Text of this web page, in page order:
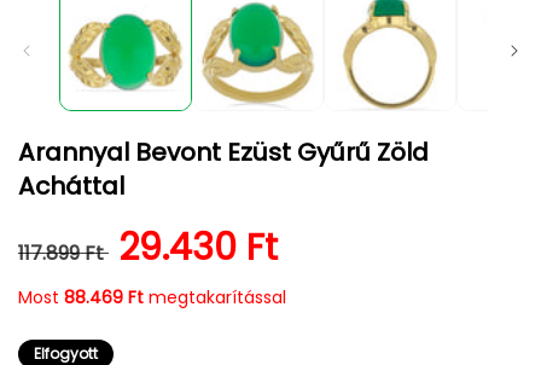
modális
párbeszédpanelen
Arannyal Bevont Ezüst Gyűrű Zöld
Acháttal
Normál ár
117.899 Ft Kedvezményes ár
29.430 Ft
Most 88.469 Ft megtakarítással
Elfogyott